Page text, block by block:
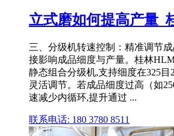
立式磨如何提高产量_
三、分级机转速控制：精准调节
接影响成品细度与产量。桂林
静态组合分级机,支持细度在325目
灵活调节。若成品细度过高（如
速减少内循环,提升通过 ...
联系电话: 180 3780 8511